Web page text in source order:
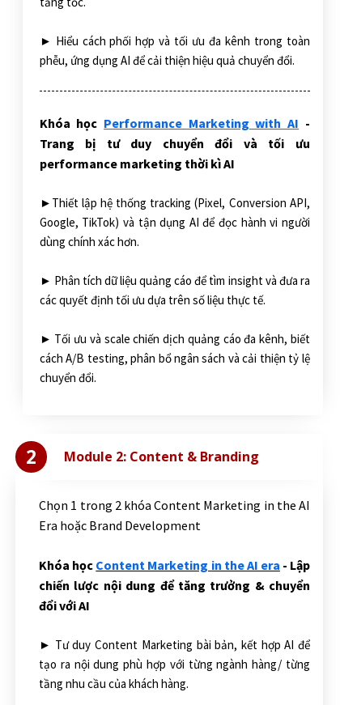
Khóa học Performance Marketing with AI -
Trang bị tư duy chuyển đổi và tối ưu
performance marketing thời kì AI
►Thiết lập hệ thống tracking (Pixel, Conversion API,
Google, TikTok) và tận dụng AI để đọc hành vi người
dùng chính xác hơn.
► Phân tích dữ liệu quảng cáo để tìm insight và đưa ra
các quyết định tối ưu dựa trên số liệu thực tế.
► Tối ưu và scale chiến dịch quảng cáo đa kênh, biết
cách A/B testing, phân bổ ngân sách và cải thiện tỷ lệ
chuyển đổi.
► Hiểu cách phối hợp và tối ưu đa kênh trong toàn
phễu, ứng dụng AI để cải thiện hiệu quả chuyển đổi.
Module 2: Content & Branding
2
Khóa học Content Marketing in the AI era - Lập
chiến lược nội dung để tăng trưởng & chuyển
đổi với AI
► Tư duy Content Marketing bài bản, kết hợp AI để
tạo ra nội dung phù hợp với từng ngành hàng/ từng
tầng nhu cầu của khách hàng.
Chọn 1 trong 2 khóa Content Marketing in the AI
Era hoặc Brand Development